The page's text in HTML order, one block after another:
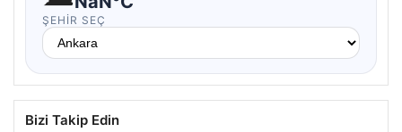
ŞEHIR SEÇ
Bizi Takip Edin